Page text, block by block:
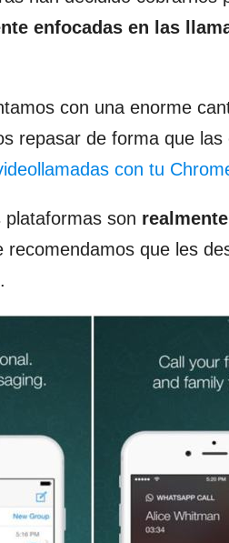
enfocadas en las
con una enorme
repasar de forma que
con tu
son
que les